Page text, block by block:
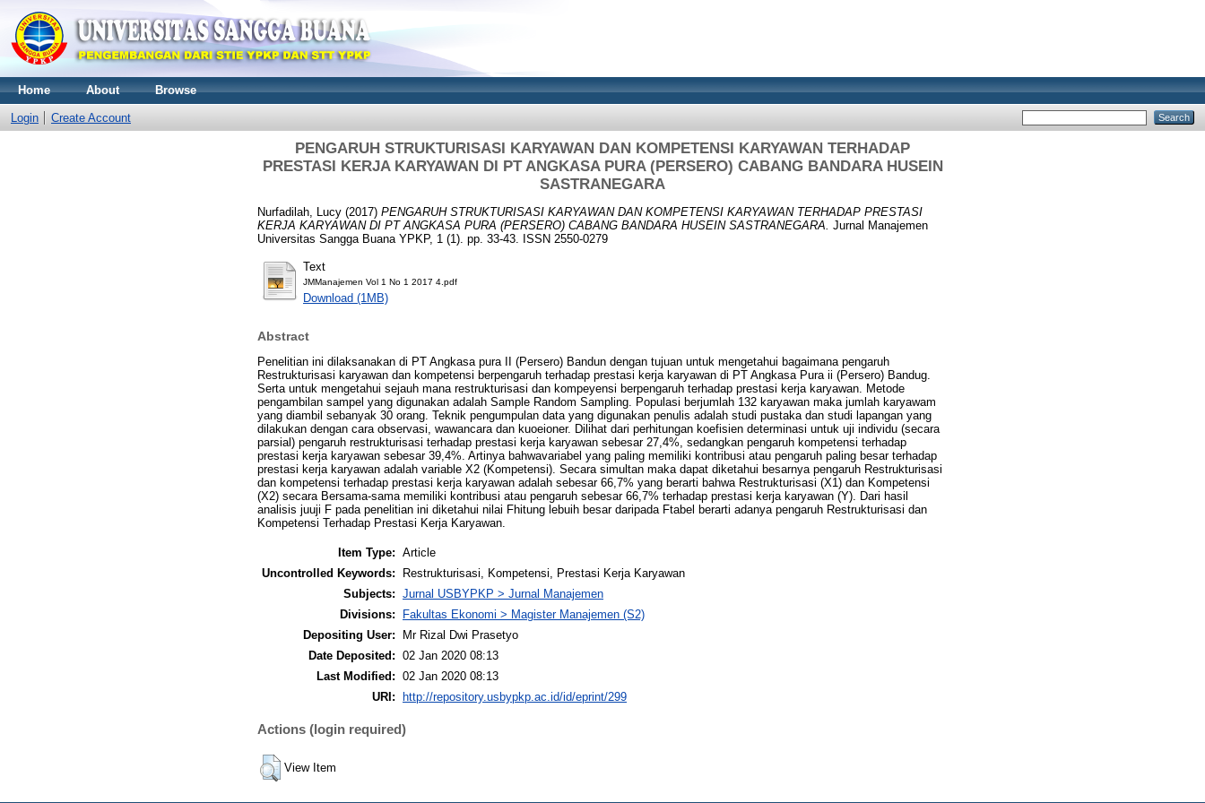
Home About Browse
Login Create Account
PENGARUH STRUKTURISASI KARYAWAN DAN KOMPETENSI KARYAWAN TERHADAP
PRESTASI KERJA KARYAWAN DI PT ANGKASA PURA (PERSERO) CABANG BANDARA HUSEIN
SASTRANEGARA
Nurfadilah, Lucy (2017) PENGARUH STRUKTURISASI KARYAWAN DAN KOMPETENSI KARYAWAN TERHADAP PRESTASI
KERJA KARYAWAN DI PT ANGKASA PURA (PERSERO) CABANG BANDARA HUSEIN SASTRANEGARA. Jurnal Manajemen
Universitas Sangga Buana YPKP, 1 (1). pp. 33-43. ISSN 2550-0279
Text
JMManajemen Vol 1 No 1 2017 4.pdf
Download (1MB)
Abstract
Penelitian ini dilaksanakan di PT Angkasa pura II (Persero) Bandun dengan tujuan untuk mengetahui bagaimana pengaruh
Restrukturisasi karyawan dan kompetensi berpengaruh terhadap prestasi kerja karyawan di PT Angkasa Pura ii (Persero) Bandug.
Serta untuk mengetahui sejauh mana restrukturisasi dan kompeyensi berpengaruh terhadap prestasi kerja karyawan. Metode
pengambilan sampel yang digunakan adalah Sample Random Sampling. Populasi berjumlah 132 karyawan maka jumlah karyawam
yang diambil sebanyak 30 orang. Teknik pengumpulan data yang digunakan penulis adalah studi pustaka dan studi lapangan yang
dilakukan dengan cara observasi, wawancara dan kuoeioner. Dilihat dari perhitungan koefisien determinasi untuk uji individu (secara
parsial) pengaruh restrukturisasi terhadap prestasi kerja karyawan sebesar 27,4%, sedangkan pengaruh kompetensi terhadap
prestasi kerja karyawan sebesar 39,4%. Artinya bahwavariabel yang paling memiliki kontribusi atau pengaruh paling besar terhadap
prestasi kerja karyawan adalah variable X2 (Kompetensi). Secara simultan maka dapat diketahui besarnya pengaruh Restrukturisasi
dan kompetensi terhadap prestasi kerja karyawan adalah sebesar 66,7% yang berarti bahwa Restrukturisasi (X1) dan Kompetensi
(X2) secara Bersama-sama memiliki kontribusi atau pengaruh sebesar 66,7% terhadap prestasi kerja karyawan (Y). Dari hasil
analisis juuji F pada penelitian ini diketahui nilai Fhitung lebuih besar daripada Ftabel berarti adanya pengaruh Restrukturisasi dan
Kompetensi Terhadap Prestasi Kerja Karyawan.
Item Type: Article
Uncontrolled Keywords:
Restrukturisasi, Kompetensi, Prestasi Kerja Karyawan
Subjects: Jurnal USBYPKP > Jurnal Manajemen
Divisions:
Fakultas Ekonomi > Magister Manajemen (S2)
Depositing User:
Mr Rizal Dwi Prasetyo
Date Deposited: 02 Jan 2020 08:13
Last Modified: 02 Jan 2020 08:13
URI:
http://repository.usbypkp.ac.id/id/eprint/299
Actions (login required)
View Item